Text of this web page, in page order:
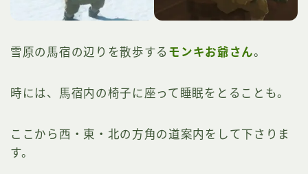
雪原の馬宿の辺りを散歩する モンキお爺さん。
時には、馬宿内の椅子に座って睡眠をとることも。
ここから西・東・北の方角の道案内をして下さりま
す。